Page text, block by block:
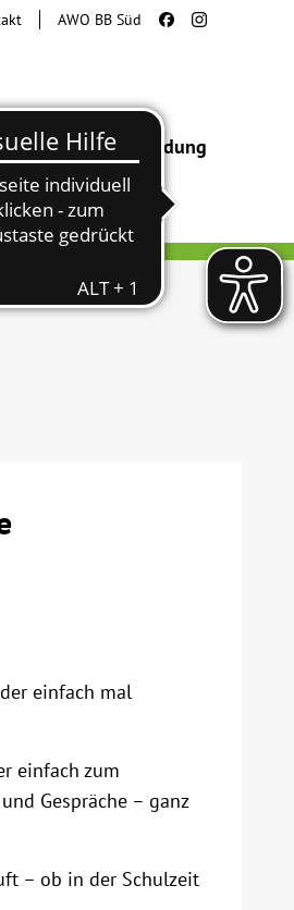
Begegnung Bildung
AWO BB Süd
einfach mal
einfach zum
Gespräche – ganz
– ob in der Schulzeit